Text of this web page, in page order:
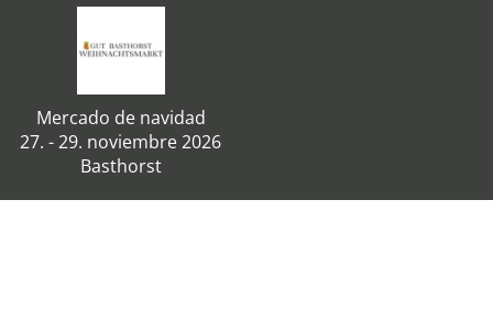
Mercado de navidad
27. - 29. noviembre 2026
Basthorst